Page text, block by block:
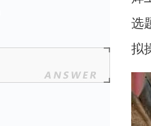
选
拟